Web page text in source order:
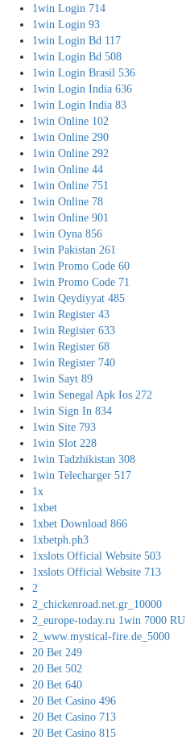
1win Login 714
1win Login 93
1win Login Bd 117
1win Login Bd 508
1win Login Brasil 536
1win Login India 636
1win Login India 83
1win Online 102
1win Online 290
1win Online 292
1win Online 44
1win Online 751
1win Online 78
1win Online 901
1win Oyna 856
1win Pakistan 261
1win Promo Code 60
1win Promo Code 71
1win Qeydiyyat 485
1win Register 43
1win Register 633
1win Register 68
1win Register 740
1win Sayt 89
1win Senegal Apk Ios 272
1win Sign In 834
1win Site 793
1win Slot 228
1win Tadzhikistan 308
1win Telecharger 517
1x
1xbet
1xbet Download 866
1xbetph.ph3
1xslots Official Website 503
1xslots Official Website 713
2
2_chickenroad.net.gr_10000
2_europe-today.ru 1win 7000 RU
2_www.mystical-fire.de_5000
20 Bet 249
20 Bet 502
20 Bet 640
20 Bet Casino 496
20 Bet Casino 713
20 Bet Casino 815